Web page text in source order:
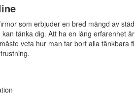
som erbjuder en bred mängd av
tänka dig. Att ha en lång erfarenhet
veta hur man tar bort alla tänkbara